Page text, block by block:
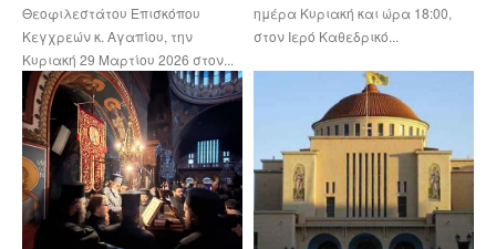
Θεοφιλεστάτου Επισκόπου
Κεγχρεών κ. Αγαπίου, την
Κυριακή 29 Μαρτίου 2026 στον...
ημέρα Κυριακή και ώρα 18:00,
στον Ιερό Καθεδρικό...